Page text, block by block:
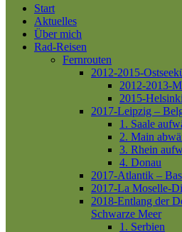
Close
Menu
Start
Aktuelles
Über mich
Rad-Reisen
Fernrouten
2012-2015-
2012-2013-
2015-
2017-Leipzig –
1. Saale
2. Main
3. Rhein
4. Donau
2017-Atlantik –
2017-La Moselle-
2018-Entlang der
Schwarze Meer
1. Serbien